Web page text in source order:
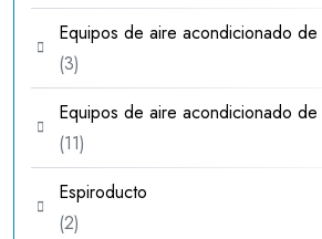
productos
Equipos de aire acondicionado
33
productos
Equipos de aire acondicionado
1111
productos
Espiroducto
22